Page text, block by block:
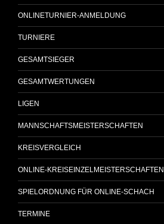
ONLINETURNIER-ANMELDUNG
TURNIERE
GESAMTSIEGER
GESAMTWERTUNGEN
LIGEN
MANNSCHAFTSMEISTERSCHAFTEN
KREISVERGLEICH
ONLINE-KREISEINZELMEISTERSCHAFTEN
SPIELORDNUNG FÜR ONLINE-SCHACH
TERMINE